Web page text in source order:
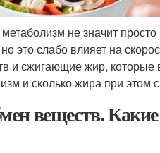
не значит
это слабо влияет на
и сжигающие жир, которые
и сколько жира при этом
веществ.